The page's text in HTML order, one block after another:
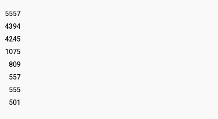
5557
4394
4245
1075
809
557
555
501